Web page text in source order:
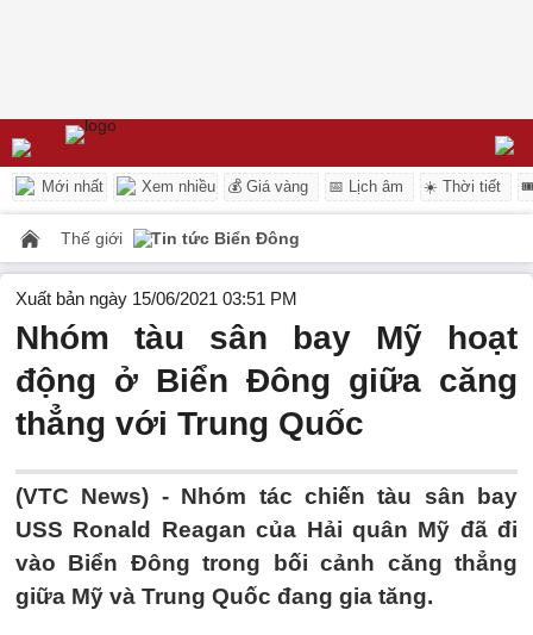
Mới nhất Xem nhiều 💰 Giá vàng 📅 Lịch âm ☀️ Thời tiết
Thế giới Tin tức Biển Đông
Xuất bản ngày 15/06/2021 03:51 PM
Nhóm tàu sân bay Mỹ hoạt
động ở Biển Đông giữa căng
thẳng với Trung Quốc
(VTC News) - Nhóm tác chiến tàu sân bay
USS Ronald Reagan của Hải quân Mỹ đã đi
vào Biển Đông trong bối cảnh căng thẳng
giữa Mỹ và Trung Quốc đang gia tăng.